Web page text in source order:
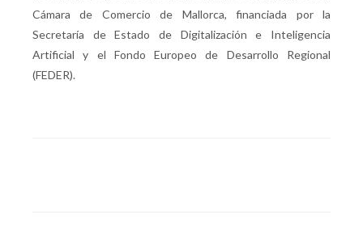
Cámara de Comercio de Mallorca, financiada por la
Secretaría de Estado de Digitalización e Inteligencia
Artificial y el Fondo Europeo de Desarrollo Regional
(FEDER).